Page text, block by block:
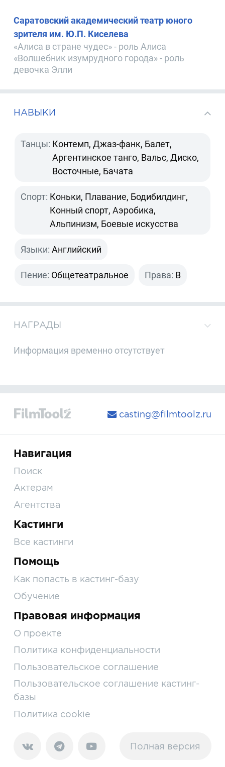
Саратовский академический театр юного
зрителя им. Ю.П. Киселева
«Алиса в стране чудес» - роль Алиса
«Волшебник изумрудного города» - роль
девочка Элли
НАВЫКИ
Танцы: Контемп, Джаз-фанк, Балет,
Аргентинское танго, Вальс, Диско,
Восточные, Бачата
Спорт: Коньки, Плавание, Бодибилдинг,
Конный спорт, Аэробика,
Альпинизм, Боевые искусства
Языки: Английский
Пение: Общетеатральное Права: B
НАГРАДЫ
Информация временно отсутствует
casting@filmtoolz.ru
Навигация
Поиск
Актерам
Агентства
Кастинги
Все кастинги
Помощь
Как попасть в кастинг-базу
Обучение
Правовая информация
О проекте
Политика конфиденциальности
Пользовательское соглашение
Пользовательское соглашение кастинг-
базы
Политика cookie
Полная версия